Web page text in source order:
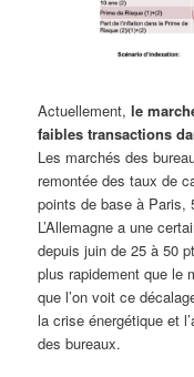
Actuellement,le
faibles transactions
Les marchés des
remontée des taux de
points de base à Paris,
L’Allemagne a une
depuis juin de 25 à 50
plus rapidement que le
que l’on voit ce
la crise énergétique et
des bureaux.